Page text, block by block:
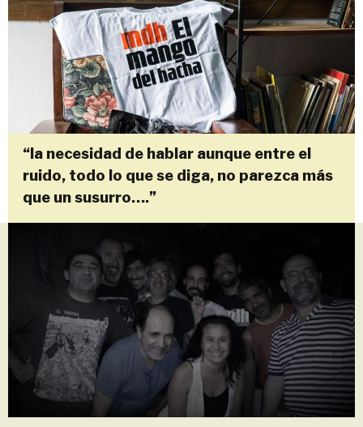
Skip
“la necesidad de hablar aunque entre el
ruido, todo lo que se diga, no parezca más
que un susurro….”